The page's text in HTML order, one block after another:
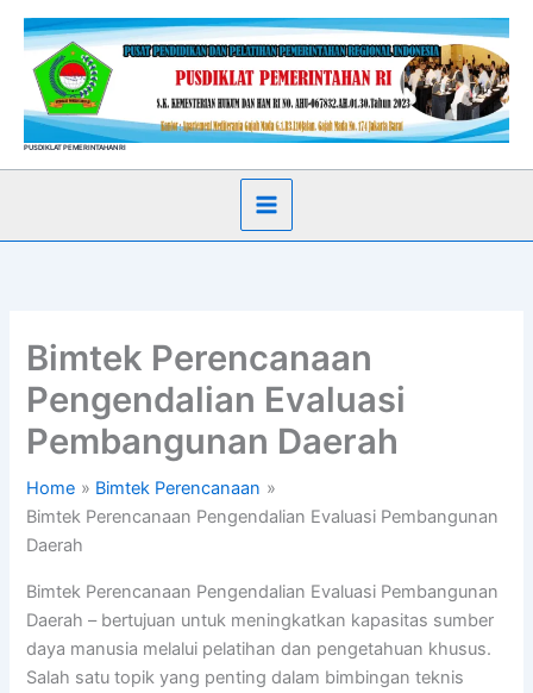
Skip
content
PUSDIKLAT PEMERINTAHAN RI
Bimtek Perencanaan
Pengendalian Evaluasi
Pembangunan Daerah
Home
Bimtek Perencanaan
Bimtek Perencanaan Pengendalian Evaluasi Pembangunan
Daerah
Bimtek Perencanaan Pengendalian Evaluasi Pembangunan
Daerah – bertujuan untuk meningkatkan kapasitas sumber
daya manusia melalui pelatihan dan pengetahuan khusus.
Salah satu topik yang penting dalam bimbingan teknis